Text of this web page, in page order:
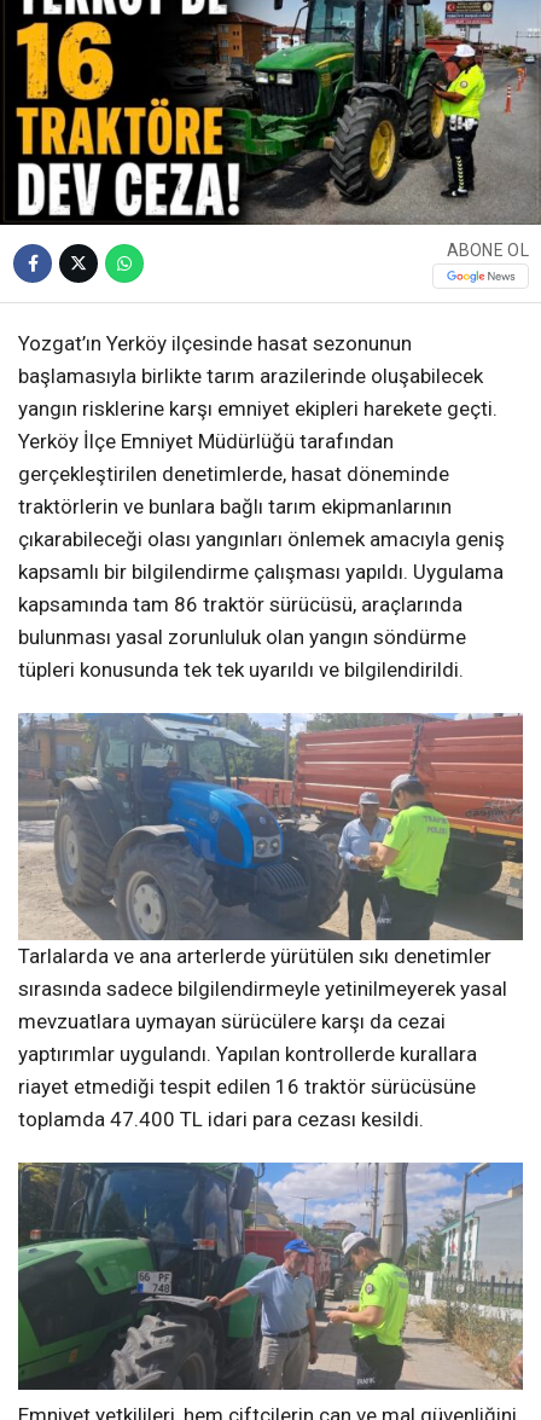
ABONE OL
Yozgat’ın Yerköy ilçesinde hasat sezonunun
başlamasıyla birlikte tarım arazilerinde oluşabilecek
yangın risklerine karşı emniyet ekipleri harekete geçti.
Yerköy İlçe Emniyet Müdürlüğü tarafından
gerçekleştirilen denetimlerde, hasat döneminde
traktörlerin ve bunlara bağlı tarım ekipmanlarının
çıkarabileceği olası yangınları önlemek amacıyla geniş
kapsamlı bir bilgilendirme çalışması yapıldı. Uygulama
kapsamında tam 86 traktör sürücüsü, araçlarında
bulunması yasal zorunluluk olan yangın söndürme
tüpleri konusunda tek tek uyarıldı ve bilgilendirildi.
Tarlalarda ve ana arterlerde yürütülen sıkı denetimler
sırasında sadece bilgilendirmeyle yetinilmeyerek yasal
mevzuatlara uymayan sürücülere karşı da cezai
yaptırımlar uygulandı. Yapılan kontrollerde kurallara
riayet etmediği tespit edilen 16 traktör sürücüsüne
toplamda 47.400 TL idari para cezası kesildi.